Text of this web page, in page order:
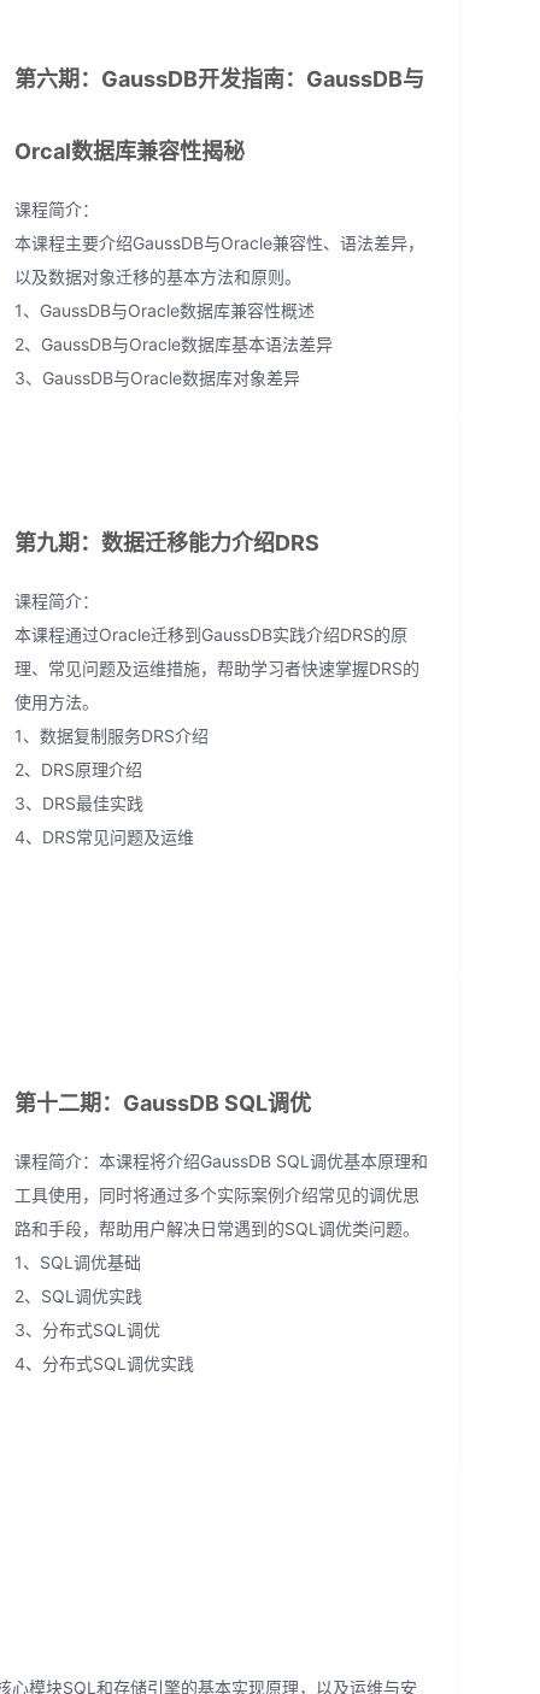
第六期：GaussDB开发指南：GaussDB与
Orcal数据库兼容性揭秘
课程简介：
本课程主要介绍GaussDB与Oracle兼容性、语法差异，
以及数据对象迁移的基本方法和原则。
1、GaussDB与Oracle数据库兼容性概述
2、GaussDB与Oracle数据库基本语法差异
3、GaussDB与Oracle数据库对象差异
第九期：数据迁移能力介绍DRS
课程简介：
本课程通过Oracle迁移到GaussDB实践介绍DRS的原
理、常见问题及运维措施，帮助学习者快速掌握DRS的
使用方法。
1、数据复制服务DRS介绍
2、DRS原理介绍
3、DRS最佳实践
4、DRS常见问题及运维
第十二期：GaussDB SQL调优
课程简介：本课程将介绍GaussDB SQL调优基本原理和
工具使用，同时将通过多个实际案例介绍常见的调优思
路和手段，帮助用户解决日常遇到的SQL调优类问题。
1、SQL调优基础
2、SQL调优实践
3、分布式SQL调优
4、分布式SQL调优实践
模块SQL和存储引擎的基本实现原理，以及运维与安